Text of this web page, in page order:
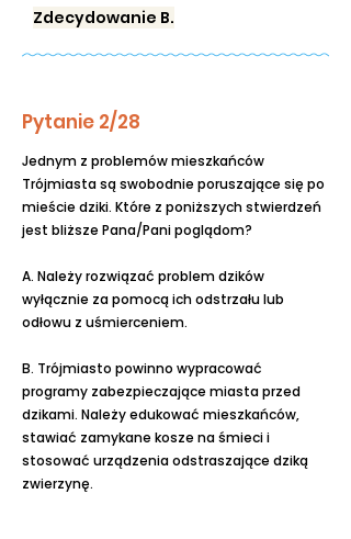
Zdecydowanie B.
Pytanie 2/28
Jednym z problemów mieszkańców
Trójmiasta są swobodnie poruszające się po
mieście dziki. Które z poniższych stwierdzeń
jest bliższe Pana/Pani poglądom?
A. Należy rozwiązać problem dzików
wyłącznie za pomocą ich odstrzału lub
odłowu z uśmierceniem.
B. Trójmiasto powinno wypracować
programy zabezpieczające miasta przed
dzikami. Należy edukować mieszkańców,
stawiać zamykane kosze na śmieci i
stosować urządzenia odstraszające dziką
zwierzynę.